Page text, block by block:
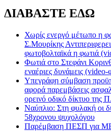
ΔΙΑΒΑΣΤΕ ΕΔΩ
Χωρίς ενεργό μέτωπο η
Σ.Μουρίκης
φωτοβολταϊκά η φωτιά
Φωτιά στο Στεφάνι
εναέριες δυνάμεις
Υπεγράφη σύμβαση
αφορά παρεμβάσεις
ορεινό οδικό δίκτυο της
Ναύπλιο: Στη φυλακή οι
58χρονου ψυχολόγου
Παρέμβαση ΠΕΣΠ για